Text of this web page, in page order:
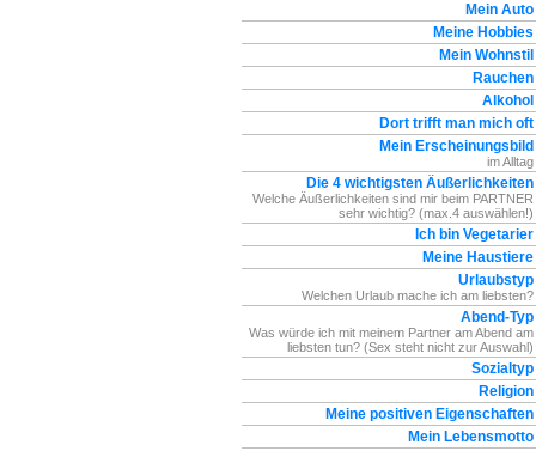
Mein Auto
Meine Hobbies
Mein Wohnstil
Rauchen
Alkohol
Dort trifft man mich oft
Mein Erscheinungsbild
im Alltag
Die 4 wichtigsten Äußerlichkeiten
Welche Äußerlichkeiten sind mir beim PARTNER
sehr wichtig? (max.4 auswählen!)
Ich bin Vegetarier
Meine Haustiere
Urlaubstyp
Welchen Urlaub mache ich am liebsten?
Abend-Typ
Was würde ich mit meinem Partner am Abend am
liebsten tun? (Sex steht nicht zur Auswahl)
Sozialtyp
Religion
Meine positiven Eigenschaften
Mein Lebensmotto